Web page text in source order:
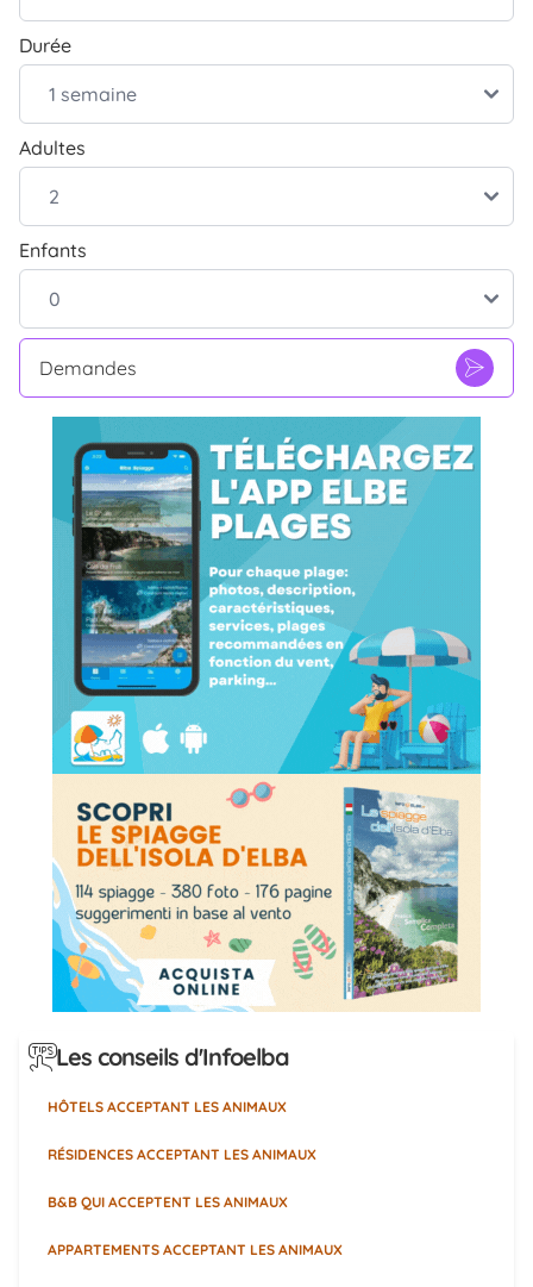
Durée
Adultes
Enfants
Demandes
Les conseils d'Infoelba
HÔTELS ACCEPTANT LES ANIMAUX
RÉSIDENCES ACCEPTANT LES ANIMAUX
B&B QUI ACCEPTENT LES ANIMAUX
APPARTEMENTS ACCEPTANT LES ANIMAUX